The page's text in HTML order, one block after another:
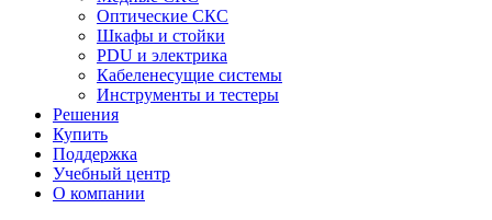
Оптические СКС
Шкафы и стойки
PDU и электрика
Кабеленесущие системы
Инструменты и тестеры
Решения
Купить
Поддержка
Учебный центр
О компании